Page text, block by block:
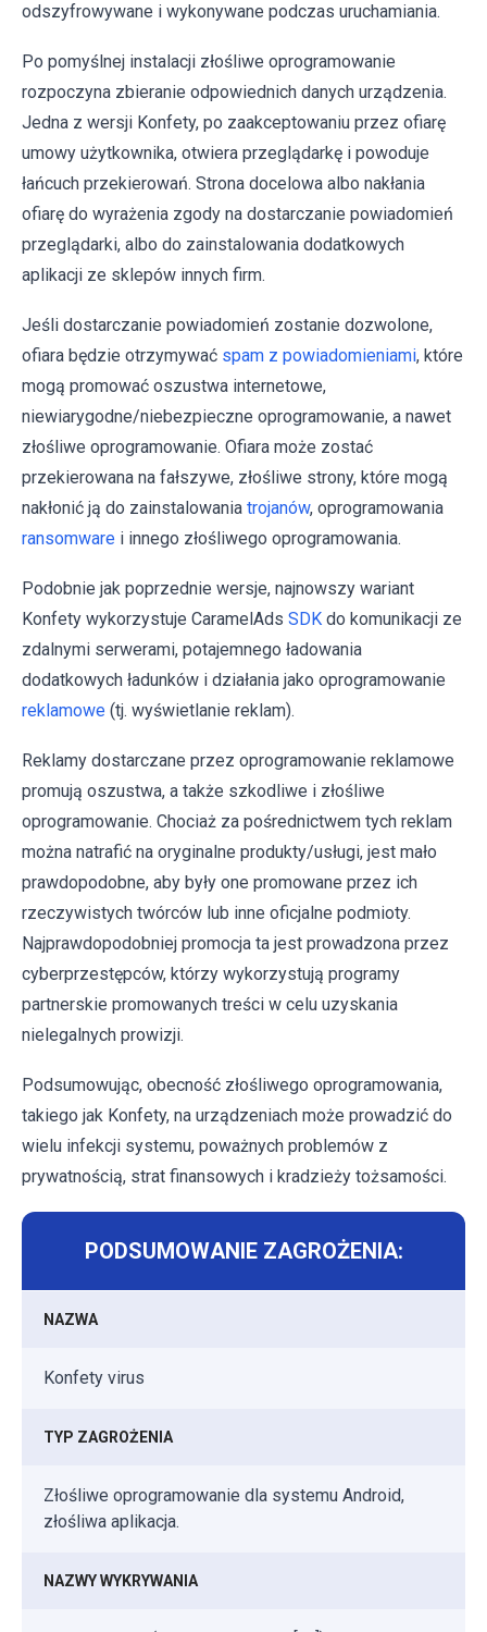
odszyfrowywane i wykonywane podczas uruchamiania.
Po pomyślnej instalacji złośliwe oprogramowanie
rozpoczyna zbieranie odpowiednich danych urządzenia.
Jedna z wersji Konfety, po zaakceptowaniu przez ofiarę
umowy użytkownika, otwiera przeglądarkę i powoduje
łańcuch przekierowań. Strona docelowa albo nakłania
ofiarę do wyrażenia zgody na dostarczanie powiadomień
przeglądarki, albo do zainstalowania dodatkowych
aplikacji ze sklepów innych firm.
Jeśli dostarczanie powiadomień zostanie dozwolone,
ofiara będzie otrzymywać spam z powiadomieniami, które
mogą promować oszustwa internetowe,
niewiarygodne/niebezpieczne oprogramowanie, a nawet
złośliwe oprogramowanie. Ofiara może zostać
przekierowana na fałszywe, złośliwe strony, które mogą
nakłonić ją do zainstalowania trojanów, oprogramowania
ransomware i innego złośliwego oprogramowania.
Podobnie jak poprzednie wersje, najnowszy wariant
Konfety wykorzystuje CaramelAds SDK do komunikacji ze
zdalnymi serwerami, potajemnego ładowania
dodatkowych ładunków i działania jako oprogramowanie
reklamowe (tj. wyświetlanie reklam).
Reklamy dostarczane przez oprogramowanie reklamowe
promują oszustwa, a także szkodliwe i złośliwe
oprogramowanie. Chociaż za pośrednictwem tych reklam
można natrafić na oryginalne produkty/usługi, jest mało
prawdopodobne, aby były one promowane przez ich
rzeczywistych twórców lub inne oficjalne podmioty.
Najprawdopodobniej promocja ta jest prowadzona przez
cyberprzestępców, którzy wykorzystują programy
partnerskie promowanych treści w celu uzyskania
nielegalnych prowizji.
Podsumowując, obecność złośliwego oprogramowania,
takiego jak Konfety, na urządzeniach może prowadzić do
wielu infekcji systemu, poważnych problemów z
prywatnością, strat finansowych i kradzieży tożsamości.
PODSUMOWANIE ZAGROŻENIA:
NAZWA
Konfety virus
TYP ZAGROŻENIA
Złośliwe oprogramowanie dla systemu Android,
złośliwa aplikacja.
NAZWY WYKRYWANIA